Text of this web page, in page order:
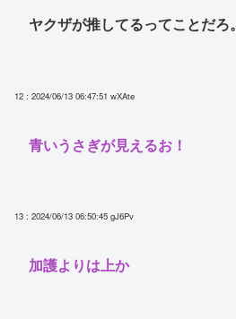
ヤクザが推してるってことだろ。
12 : 2024/06/13 06:47:51 wXAte
青いうさぎが見えるお！
13 : 2024/06/13 06:50:45 gJ6Pv
加護よりは上か